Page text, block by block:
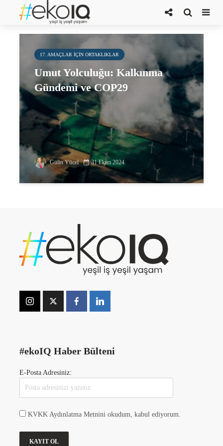
kalkınma gündemi
17. AMAÇLAR IÇIN ORTAKLIKLAR
Umut Yolculuğu: Kalkınma
Gündemi ve COP29
Gülin Yücel 31 Ekim 2024
#ekoIQ Haber Bülteni
E-Posta Adresiniz:
KVKK Aydınlatma Metnini okudum, kabul ediyorum.